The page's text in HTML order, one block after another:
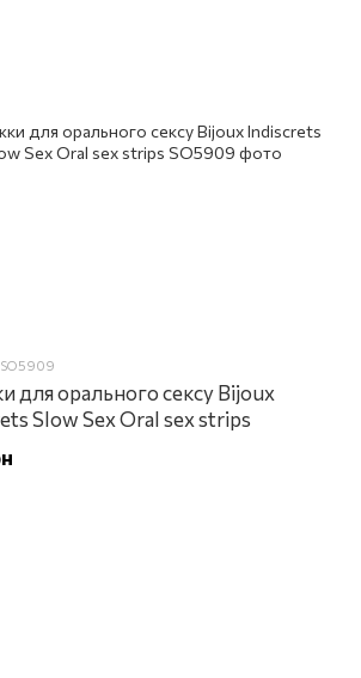
для орального сексу Bijoux
Slow Sex Oral sex strips